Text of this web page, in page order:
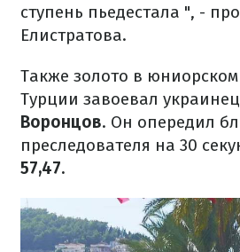
ступень пьедестала ", -
Елистратова.
Также золото в
Турции завоевал украинец
Воронцов. Он опередил
преследователя на 30
57,47.